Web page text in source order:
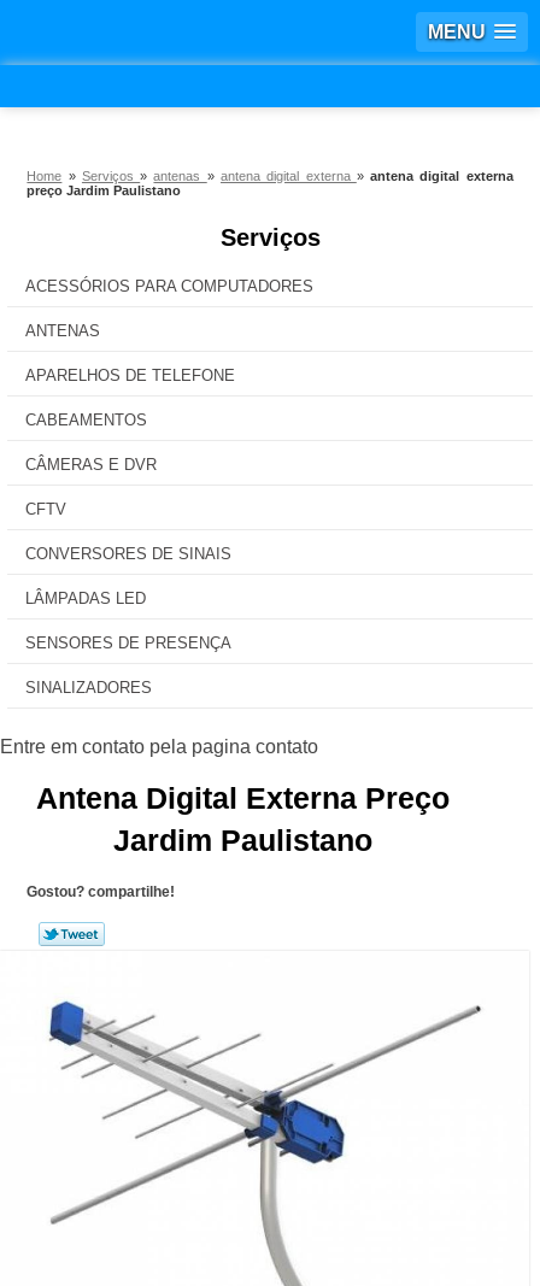
MENU
Home » Serviços»antenas » antena digital externa »antena digital externa
preço Jardim Paulistano
Serviços
ACESSÓRIOS PARA COMPUTADORES
ANTENAS
APARELHOS DE TELEFONE
CABEAMENTOS
CÂMERAS E DVR
CFTV
CONVERSORES DE SINAIS
LÂMPADAS LED
SENSORES DE PRESENÇA
SINALIZADORES
Antena Digital Externa Preço
Jardim Paulistano
Gostou? compartilhe!